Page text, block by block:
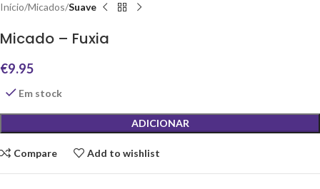
Início Micados Suave
Micado – Fuxia
€9.95
Em stock
ADICIONAR
Compare Add to wishlist